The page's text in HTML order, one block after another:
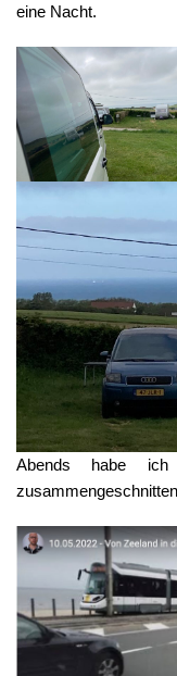
eine Nacht.
Abends habe